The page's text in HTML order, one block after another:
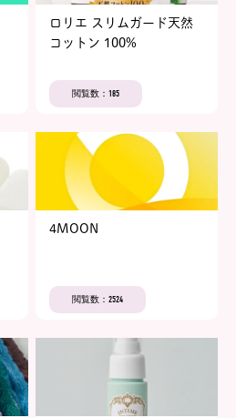
ロリエ スリムガード天然
コットン 100%
閲覧数：185
4MOON
閲覧数：2524